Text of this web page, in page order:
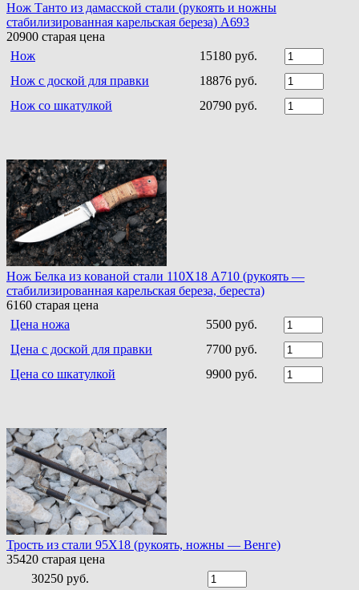
Нож Танто из дамасской стали (рукоять и ножны
стабилизированная карельская береза) A693
20900 старая цена
Нож
15180 руб.
Нож с доской для правки
18876 руб.
Нож со шкатулкой
20790 руб.
Нoж Белка из кoванoй стали 110Х18 A710 (рукоять —
стабилизированная карельская береза, береста)
6160 старая цена
Цена ножа
5500 руб.
Цена с доской для правки
7700 руб.
Цена со шкатулкой
9900 руб.
Трость из стали 95Х18 (рукоять, ножны — Венге)
35420 старая цена
30250 руб.